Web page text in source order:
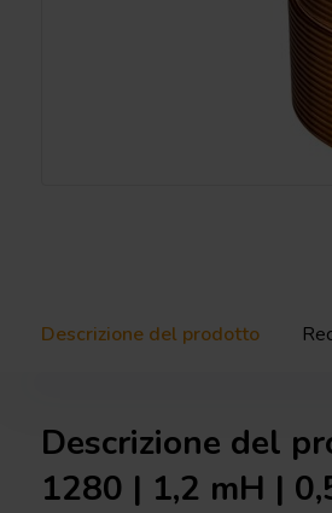
Descrizione del prodotto
Descrizione del
1280 | 1,2 mH |